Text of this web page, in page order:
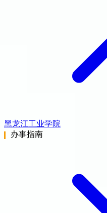
黑龙江工业学院
办事指南